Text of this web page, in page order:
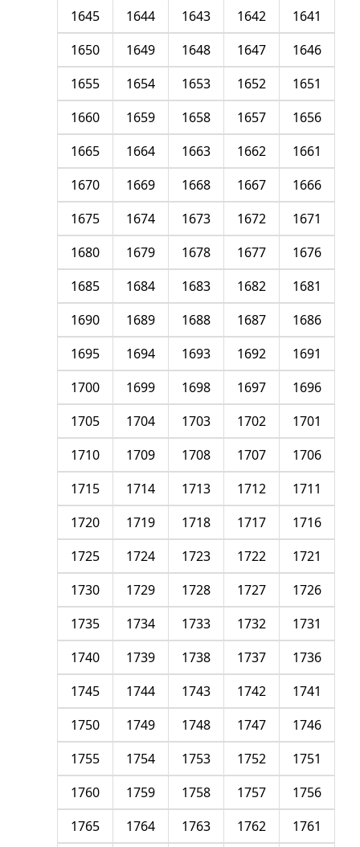
1641
1642
1643
1644
1645
1646
1647
1648
1649
1650
1651
1652
1653
1654
1655
1656
1657
1658
1659
1660
1661
1662
1663
1664
1665
1666
1667
1668
1669
1670
1671
1672
1673
1674
1675
1676
1677
1678
1679
1680
1681
1682
1683
1684
1685
1686
1687
1688
1689
1690
1691
1692
1693
1694
1695
1696
1697
1698
1699
1700
1701
1702
1703
1704
1705
1706
1707
1708
1709
1710
1711
1712
1713
1714
1715
1716
1717
1718
1719
1720
1721
1722
1723
1724
1725
1726
1727
1728
1729
1730
1731
1732
1733
1734
1735
1736
1737
1738
1739
1740
1741
1742
1743
1744
1745
1746
1747
1748
1749
1750
1751
1752
1753
1754
1755
1756
1757
1758
1759
1760
1761
1762
1763
1764
1765